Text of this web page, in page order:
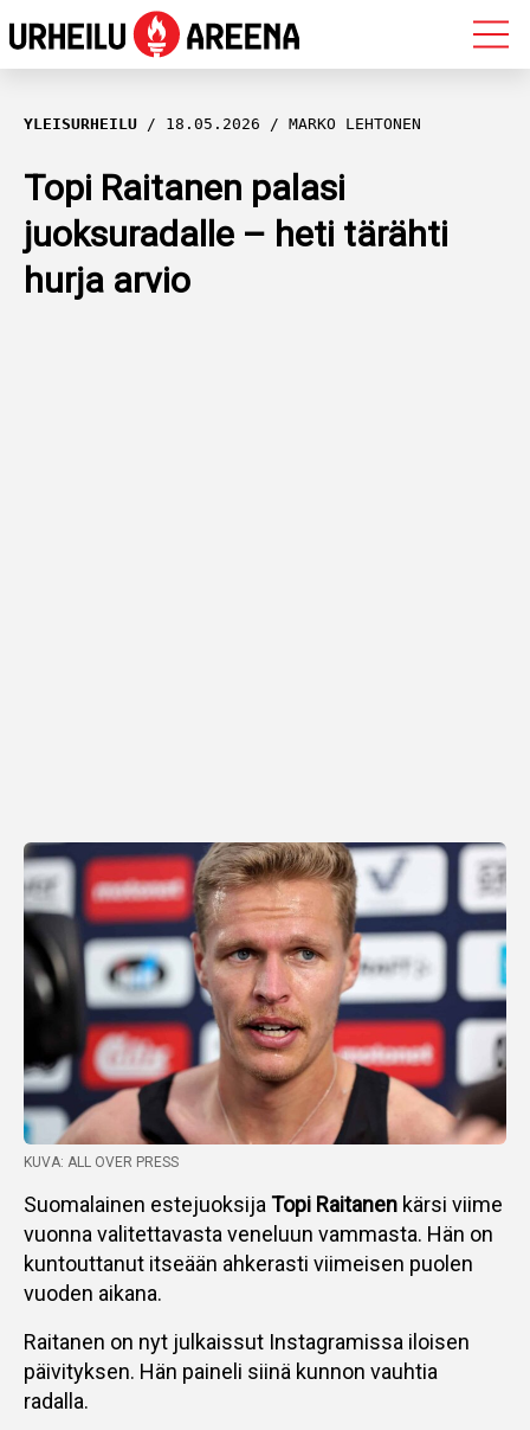
OLYMPIALAISET
MAASTOHIIHTO
AMPUMAHIIHTO
YLEISURHEILU
YLEISURHEILU 18.05.2026 MARKO LEHTONEN
Topi Raitanen palasi
juoksuradalle – heti tärähti
hurja arvio
KUVA: ALL OVER PRESS
Suomalainen estejuoksija Topi Raitanen kärsi viime
vuonna valitettavasta veneluun vammasta. Hän on
kuntouttanut itseään ahkerasti viimeisen puolen
vuoden aikana.
Raitanen on nyt julkaissut Instagramissa iloisen
päivityksen. Hän paineli siinä kunnon vauhtia
radalla.